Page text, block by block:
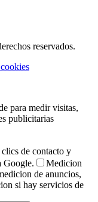
reservados.
para medir visitas,
publicitarias
de contacto y
Google.
Medicion
de anuncios,
si hay servicios de